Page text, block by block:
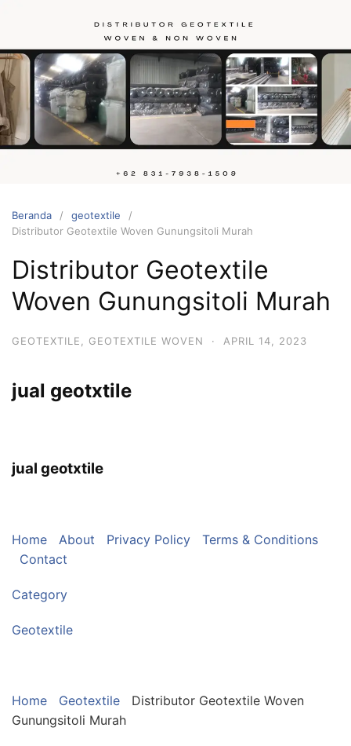
konten
Hubungi
kami
Beranda
geotextile
Distributor Geotextile Woven Gunungsitoli Murah
Distributor Geotextile
Woven Gunungsitoli Murah
GEOTEXTILE GEOTEXTILE WOVEN · APRIL 14, 2023
jual geotxtile
jual geotxtile
Home About Privacy Policy
Terms & Conditions
Contact
Category
Geotextile
Home Geotextile
Distributor Geotextile Woven
Gunungsitoli Murah